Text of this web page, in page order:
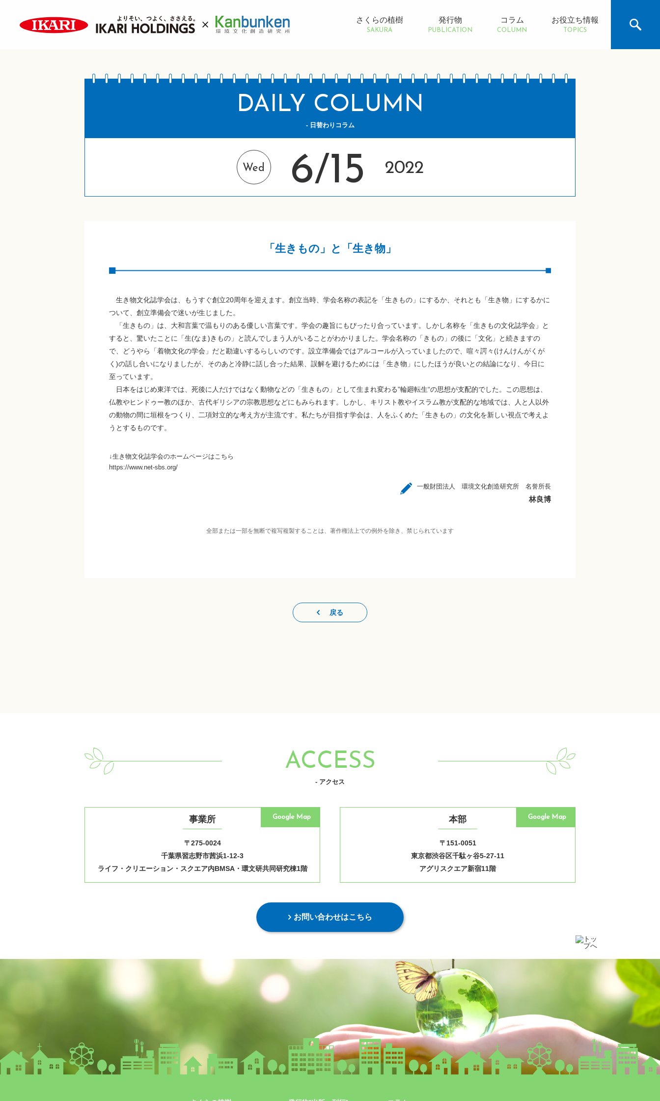
さくらの植樹
SAKURA
発行物
PUBLICATION
コラム
COLUMN
お役立ち情報
TOPICS
DAILY COLUMN
- 日替わりコラム
Wed 6/15 2022
「生きもの」と「生き物」
生き物文化誌学会は、もうすぐ創立20周年を迎えます。創立当時、学会名称の表記を「生きもの」にするか、それとも「生き物」にするかに
ついて、創立準備会で迷いが生じました。
「生きもの」は、大和言葉で温もりのある優しい言葉です。学会の趣旨にもぴったり合っています。しかし名称を「生きもの文化誌学会」と
すると、驚いたことに「生(なま)きもの」と読んでしまう人がいることがわかりました。学会名称の「きもの」の後に「文化」と続きますの
で、どうやら「着物文化の学会」だと勘違いするらしいのです。設立準備会ではアルコールが入っていましたので、喧々諤々(けんけんがくが
く)の話し合いになりましたが、そのあと冷静に話し合った結果、誤解を避けるためには「生き物」にしたほうが良いとの結論になり、今日に
至っています。
日本をはじめ東洋では、死後に人だけではなく動物などの「生きもの」として生まれ変わる”輪廻転生“の思想が支配的でした。この思想は、
仏教やヒンドゥー教のほか、古代ギリシアの宗教思想などにもみられます。しかし、キリスト教やイスラム教が支配的な地域では、人と人以外
の動物の間に垣根をつくり、二項対立的な考え方が主流です。私たちが目指す学会は、人をふくめた「生きもの」の文化を新しい視点で考えよ
うとするものです。
↓生き物文化誌学会のホームページはこちら
https://www.net-sbs.org/
一般財団法人 環境文化創造研究所 名誉所長
林良博
全部または一部を無断で複写複製することは、著作権法上での例外を除き、禁じられています
戻る
ACCESS
- アクセス
事業所
〒275-0024
千葉県習志野市茜浜1-12-3
ライフ・クリエーション・スクエア内BMSA・環文研共同研究棟1階
Google Map 本部
〒151-0051
東京都渋谷区千駄ヶ谷5-27-11
アグリスクエア新宿11階
Google Map
お問い合わせはこちら